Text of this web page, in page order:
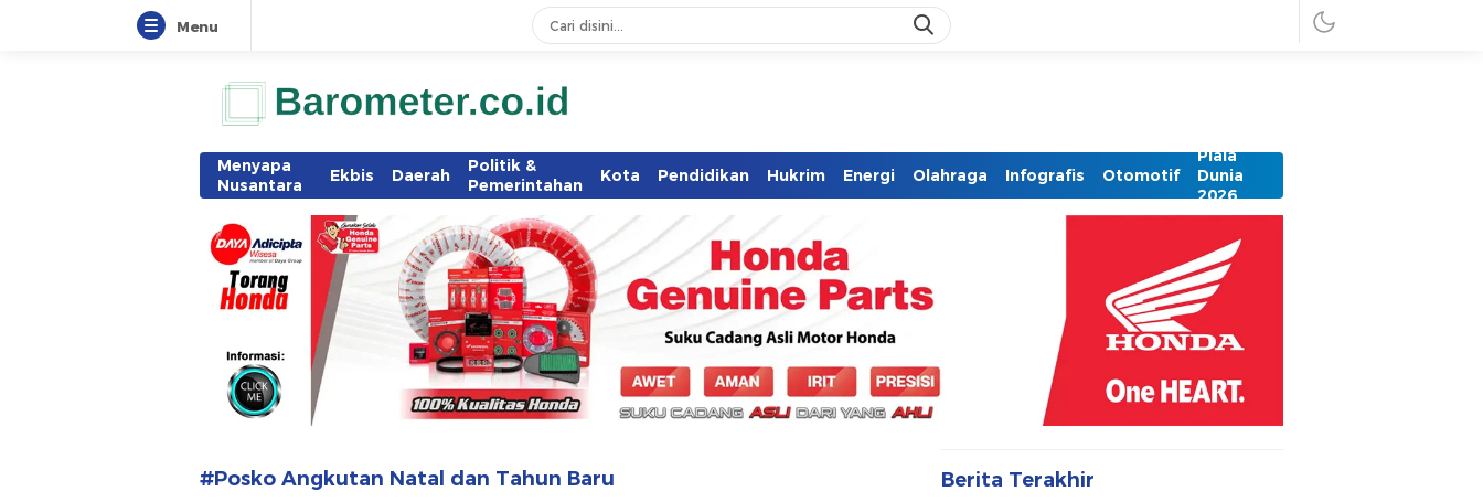
Menu
www.barometer.co.id
Berita Terkini di Sulawesi Utara
Menyapa
Nusantara
Ekbis Daerah
Politik &
Pemerintahan
Kota Pendidikan Hukrim Energi Olahraga Infografis Otomotif
Piala
Dunia
2026
#Posko Angkutan Natal dan Tahun Baru Berita Terakhir